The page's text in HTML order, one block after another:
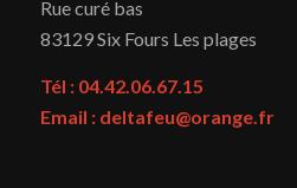
Rue curé bas
83129Six Fours Les plages
Tél : 04.42.06.67.15
Email : deltafeu@orange.fr